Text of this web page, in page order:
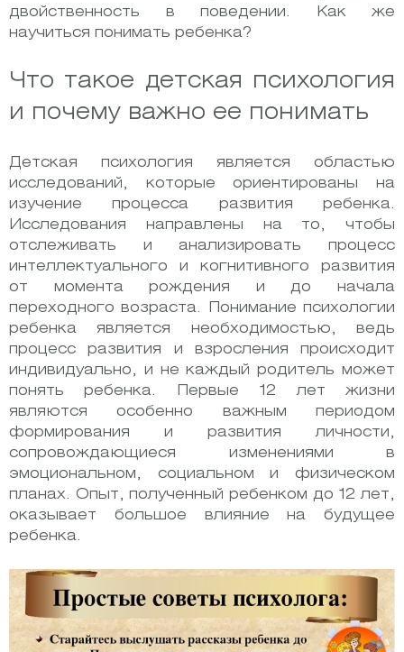
двойственность в поведении. Как же
научиться понимать ребенка?
Что такое детская психология
и почему важно ее понимать
Детская психология является областью
исследований, которые ориентированы на
изучение процесса развития ребенка.
Исследования направлены на то, чтобы
отслеживать и анализировать процесс
интеллектуального и когнитивного развития
от момента рождения и до начала
переходного возраста. Понимание психологии
ребенка является необходимостью, ведь
процесс развития и взросления происходит
индивидуально, и не каждый родитель может
понять ребенка. Первые 12 лет жизни
являются особенно важным периодом
формирования и развития личности,
сопровождающиеся изменениями в
эмоциональном, социальном и физическом
планах. Опыт, полученный ребенком до 12 лет,
оказывает большое влияние на будущее
ребенка.